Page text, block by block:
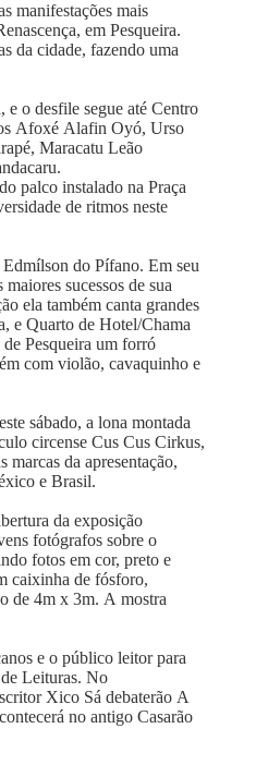
manifestações mais
em Pesqueira.
da cidade, fazendo uma
e o desfile segue até Centro
Afoxé Alafin Oyó, Urso
Maracatu Leão
palco instalado na Praça
de ritmos neste
do Pífano. Em seu
sucessos de sua
ela também canta grandes
e Quarto de Hotel/Chama
Pesqueira um forró
com violão, cavaquinho e
sábado, a lona montada
circense Cus Cus Cirkus,
da apresentação,
e Brasil.
da exposição
fotógrafos sobre o
fotos em cor, preto e
caixinha de fósforo,
de 4m x 3m. A mostra
e o público leitor para
Leituras. No
Xico Sá debaterão A
no antigo Casarão